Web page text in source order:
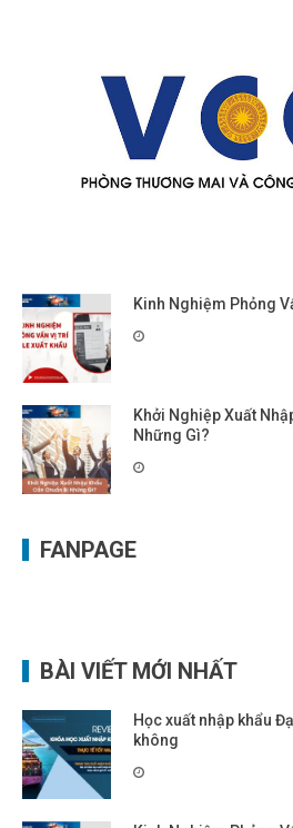
Kinh Nghiệm Phỏng
Khởi Nghiệp Xuất
Những Gì?
FANPAGE
BÀI VIẾT MỚI NHẤT
Học xuất nhập khẩu
không